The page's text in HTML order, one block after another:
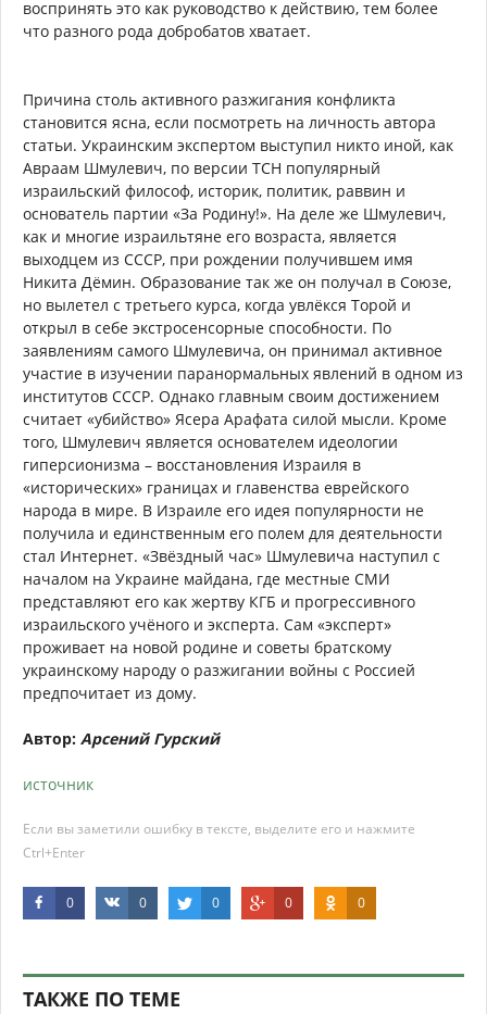
воспринять это как руководство к действию, тем более
что разного рода добробатов хватает.
Причина столь активного разжигания конфликта
становится ясна, если посмотреть на личность автора
статьи. Украинским экспертом выступил никто иной, как
Авраам Шмулевич, по версии ТСН популярный
израильский философ, историк, политик, раввин и
основатель партии «За Родину!». На деле же Шмулевич,
как и многие израильтяне его возраста, является
выходцем из СССР, при рождении получившем имя
Никита Дёмин. Образование так же он получал в Союзе,
но вылетел с третьего курса, когда увлёкся Торой и
открыл в себе экстросенсорные способности. По
заявлениям самого Шмулевича, он принимал активное
участие в изучении паранормальных явлений в одном из
институтов СССР. Однако главным своим достижением
считает «убийство» Ясера Арафата силой мысли. Кроме
того, Шмулевич является основателем идеологии
гиперсионизма – восстановления Израиля в
«исторических» границах и главенства еврейского
народа в мире. В Израиле его идея популярности не
получила и единственным его полем для деятельности
стал Интернет. «Звёздный час» Шмулевича наступил с
началом на Украине майдана, где местные СМИ
представляют его как жертву КГБ и прогрессивного
израильского учёного и эксперта. Сам «эксперт»
проживает на новой родине и советы братскому
украинскому народу о разжигании войны с Россией
предпочитает из дому.
Автор: Арсений Гурский
источник
Если вы заметили ошибку в тексте, выделите его и нажмите
Ctrl+Enter
0 0 0 0 0
ТАКЖЕ ПО ТЕМЕ